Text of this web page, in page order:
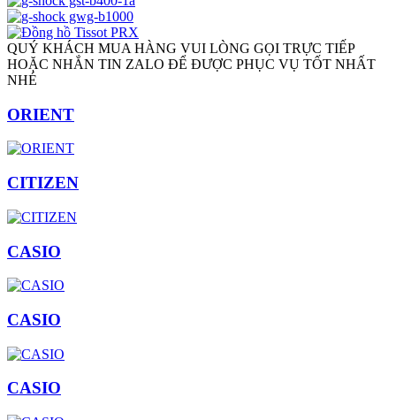
QUÝ KHÁCH MUA HÀNG VUI LÒNG GỌI TRỰC TIẾP
HOẶC NHẮN TIN ZALO ĐỂ ĐƯỢC PHỤC VỤ TỐT NHẤT
NHÉ
ORIENT
CITIZEN
CASIO
CASIO
CASIO